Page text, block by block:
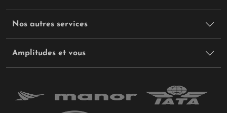
Nos autres services
Amplitudes et vous